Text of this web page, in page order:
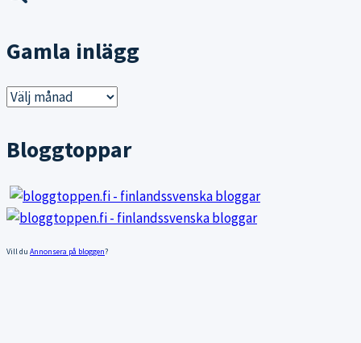
Gamla inlägg
Gamla
Bloggtoppar
Vill du Annonsera på bloggen?